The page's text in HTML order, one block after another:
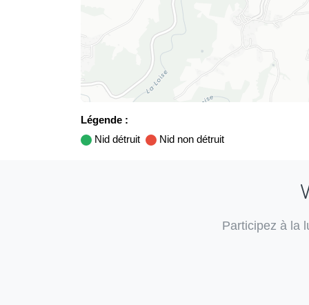
Légende :
Nid détruit
Nid non détruit
Participez à la